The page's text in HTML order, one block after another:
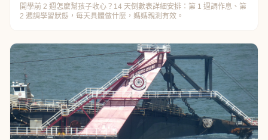
開學前 2 週怎麼幫孩子收心？14 天倒數表詳細安排：第 1 週調作息、第
2 週調學習狀態，每天具體做什麼，媽媽親測有效。